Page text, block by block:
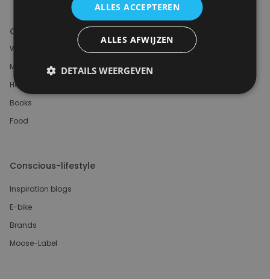
Offer
Women
Men
Home & Deco
Books
Food
Conscious-lifestyle
Inspiration blogs
E-bike
Brands
Moose-Label
ALLES ACCEPTEREN
ALLES AFWIJZEN
DETAILS WEERGEVEN